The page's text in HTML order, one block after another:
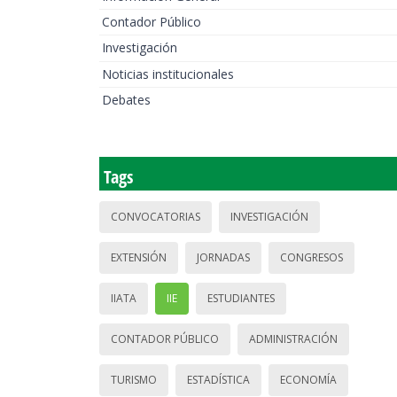
Contador Público
Investigación
Noticias institucionales
Debates
Tags
CONVOCATORIAS INVESTIGACIÓN
EXTENSIÓN JORNADAS CONGRESOS
IIATA IIE ESTUDIANTES
CONTADOR PÚBLICO ADMINISTRACIÓN
TURISMO ESTADÍSTICA ECONOMÍA